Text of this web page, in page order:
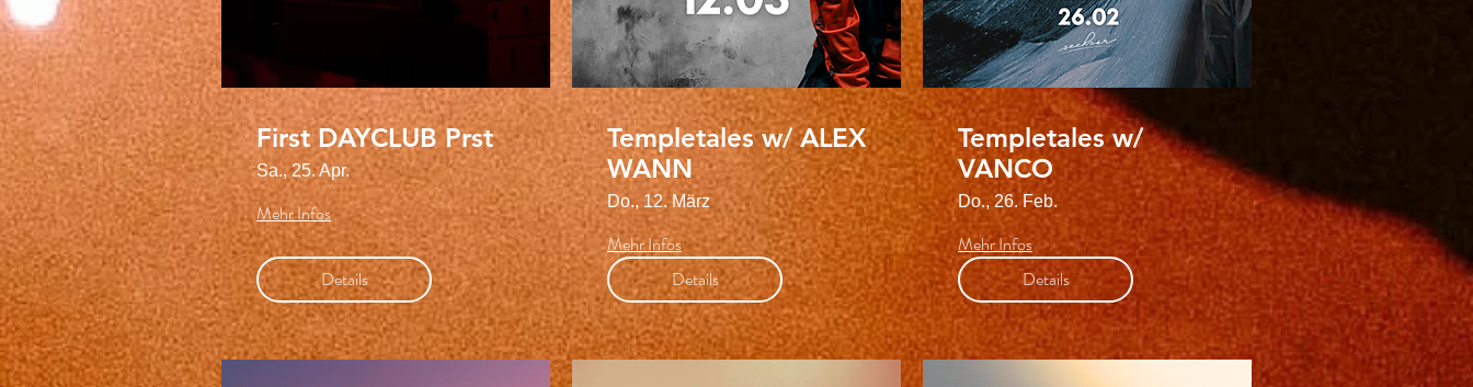
First DAYCLUB Prst
Sa., 25. Apr.
Mehr Infos
Details
Templetales w/ ALEX
WANN
Do., 12. März
Mehr Infos
Details
Templetales w/
VANCO
Do., 26. Feb.
Mehr Infos
Details